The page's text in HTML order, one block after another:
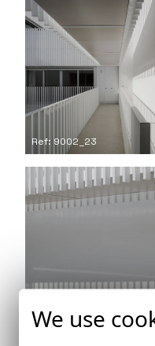
Ref: 9002_23
We use